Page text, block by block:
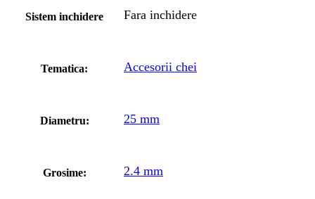
Sistem inchidere Fara inchidere
Tematica: Accesorii chei
Diametru: 25 mm
Grosime: 2.4 mm